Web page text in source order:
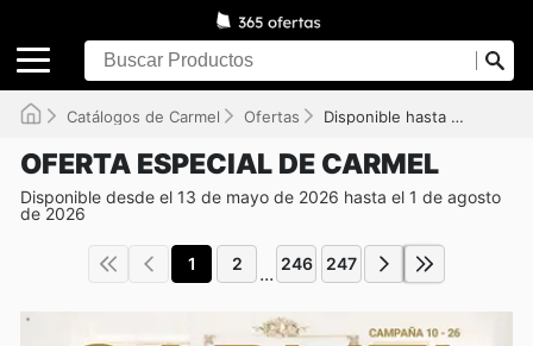
Catálogos de Carmel Ofertas Disponible hasta el 01/08/2026
OFERTA ESPECIAL DE CARMEL
Disponible desde el 13 de mayo de 2026 hasta el 1 de agosto
de 2026
1 2 ... 246 247